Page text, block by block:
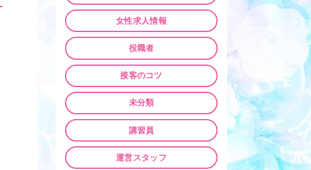
女性求人情報
役職者
接客のコツ
未分類
講習員
運営スタッフ